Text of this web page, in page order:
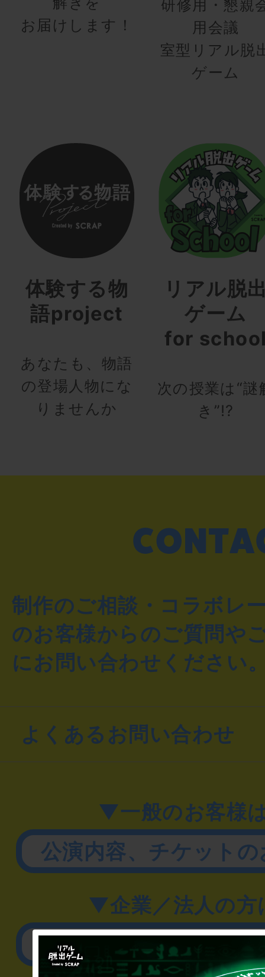
お届けします！
研修用・懇親
用会議
室型リアル脱
ゲーム
体験する物
語project
あなたも、物語
の登場人物にな
りませんか
リアル脱
ゲーム
for
次の授業は“謎
き”!?
制作のご相談・コラボレ
のお客様からのご質問や
にお問い合わせください
よくあるお問い合わせ
▼一般のお客様
公演内容、チケット
▼企業／法人の方
リアル脱出ゲーム制作